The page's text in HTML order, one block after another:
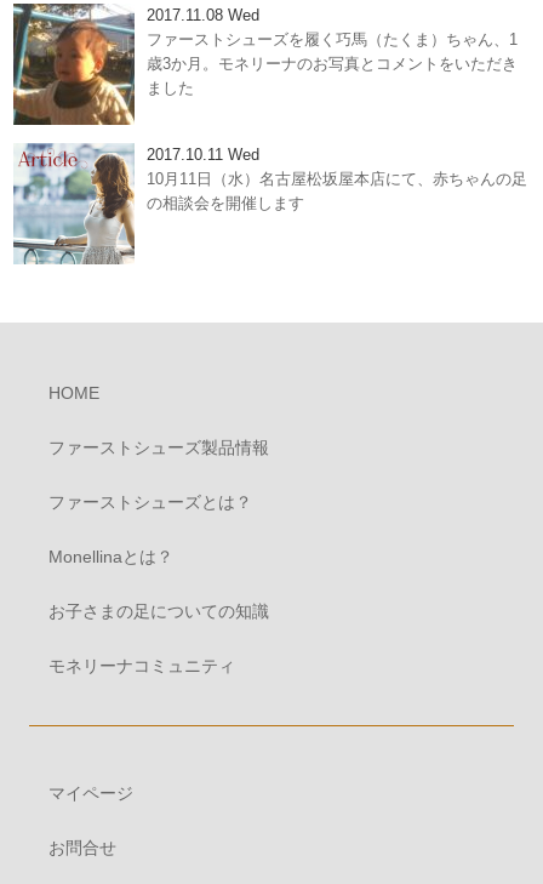
2017.11.08 Wed
ファーストシューズを履く巧馬（たくま）ちゃん、1
歳3か月。モネリーナのお写真とコメントをいただき
ました
2017.10.11 Wed
10月11日（水）名古屋松坂屋本店にて、赤ちゃんの足
の相談会を開催します
HOME
ファーストシューズ製品情報
ファーストシューズとは？
Monellinaとは？
お子さまの足についての知識
モネリーナコミュニティ
マイページ
お問合せ